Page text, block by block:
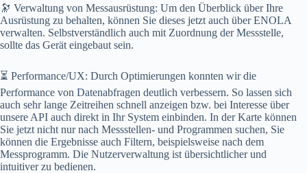
🔭 Verwaltung von Messausrüstung: Um den Überblick über Ihre
Ausrüstung zu behalten, können Sie dieses jetzt auch über ENOLA
verwalten. Selbstverständlich auch mit Zuordnung der Messstelle,
sollte das Gerät eingebaut sein.
⏳ Performance/UX: Durch Optimierungen konnten wir die
Performance von Datenabfragen deutlich verbessern. So lassen sich
auch sehr lange Zeitreihen schnell anzeigen bzw. bei Interesse über
unsere API auch direkt in Ihr System einbinden. In der Karte können
Sie jetzt nicht nur nach Messstellen- und Programmen suchen, Sie
können die Ergebnisse auch Filtern, beispielsweise nach dem
Messprogramm. Die Nutzerverwaltung ist übersichtlicher und
intuitiver zu bedienen.